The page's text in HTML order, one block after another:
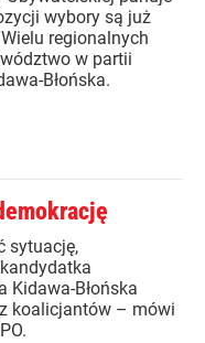
wybory są już
regionalnych
w partii
Błońska.
sytuację,
Kidawa-Błońska
koalicjantów – mówi